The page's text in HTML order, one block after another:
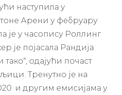
наступила у
Арени у фебруару
је у часопису Роллинг
је појасала Рандија
одајући почаст
Тренутно је на
и другим емисијама у